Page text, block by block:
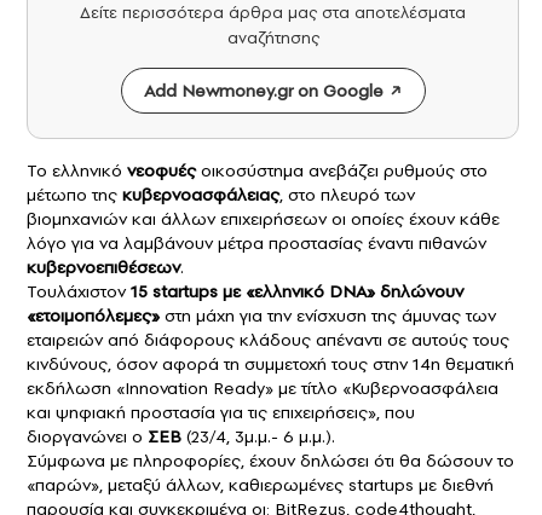
Δείτε περισσότερα άρθρα μας στα αποτελέσματα
αναζήτησης
Add Newmoney.gr on Google
Το ελληνικό νεοφυέςοικοσύστημα ανεβάζει ρυθμούς στο
μέτωπο της κυβερνοασφάλειας, στο πλευρό των
βιομηχανιών και άλλων επιχειρήσεων οι οποίες έχουν κάθε
λόγο για να λαμβάνουν μέτρα προστασίας έναντι πιθανών
κυβερνοεπιθέσεων.
Τουλάχιστον15 startups με «ελληνικό DNA» δηλώνουν
«ετοιμοπόλεμες» στη μάχη για την ενίσχυση της άμυνας των
εταιρειών από διάφορους κλάδους απέναντι σε αυτούς τους
κινδύνους, όσον αφορά τη συμμετοχή τους στην 14η θεματική
εκδήλωση «Innovation Ready» με τίτλο «Κυβερνοασφάλεια
και ψηφιακή προστασία για τις επιχειρήσεις», που
διοργανώνει ο ΣΕΒ (23/4, 3μ.μ.- 6 μ.μ.).
Σύμφωνα με πληροφορίες, έχουν δηλώσει ότι θα δώσουν το
«παρών», μεταξύ άλλων, καθιερωμένες startups με διεθνή
παρουσία και συγκεκριμένα οι: BitRezus, code4thought,